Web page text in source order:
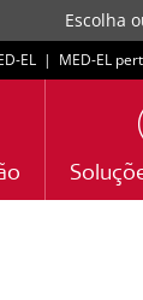
Escolha
EL | MED-EL